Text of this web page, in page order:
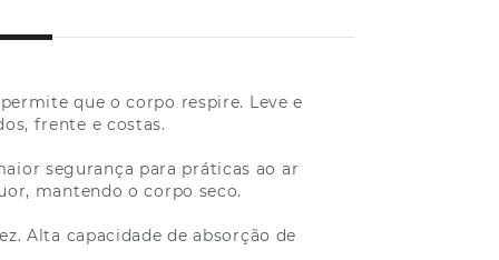
que o corpo respire. Leve e
frente e costas.
segurança para práticas ao ar
mantendo o corpo seco.
Alta capacidade de absorção de